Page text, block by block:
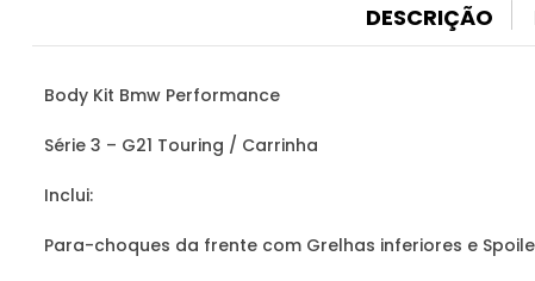
DESCRIÇÃO
Body Kit Bmw Performance
Série 3 – G21 Touring / Carrinha
Inclui:
Para-choques da frente com Grelhas inferiores e